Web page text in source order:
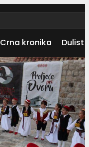
Crna kronika Dulist